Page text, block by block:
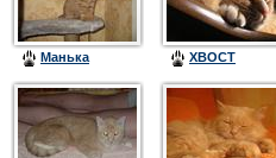
Манька ХВОСТ